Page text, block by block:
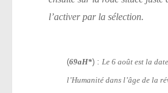
l’activer par la sélection.
(69aH*) : Le 6 août est la
l’Humanité dans l’âge de la